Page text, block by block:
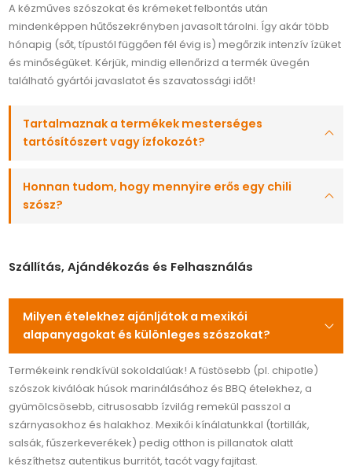
A kézműves szószokat és krémeket felbontás után
mindenképpen hűtőszekrényben javasolt tárolni. Így akár több
hónapig (sőt, típustól függően fél évig is) megőrzik intenzív ízüket
és minőségüket. Kérjük, mindig ellenőrizd a termék üvegén
található gyártói javaslatot és szavatossági időt!
Tartalmaznak a termékek mesterséges
tartósítószert vagy ízfokozót?
Honnan tudom, hogy mennyire erős egy chili
szósz?
Szállítás, Ajándékozás és Felhasználás
Milyen ételekhez ajánljátok a mexikói
alapanyagokat és különleges szószokat?
Termékeink rendkívül sokoldalúak! A füstösebb (pl. chipotle)
szószok kiválóak húsok marinálásához és BBQ ételekhez, a
gyümölcsösebb, citrusosabb ízvilág remekül passzol a
szárnyasokhoz és halakhoz. Mexikói kínálatunkkal (tortillák,
salsák, fűszerkeverékek) pedig otthon is pillanatok alatt
készíthetsz autentikus burritót, tacót vagy fajitast.